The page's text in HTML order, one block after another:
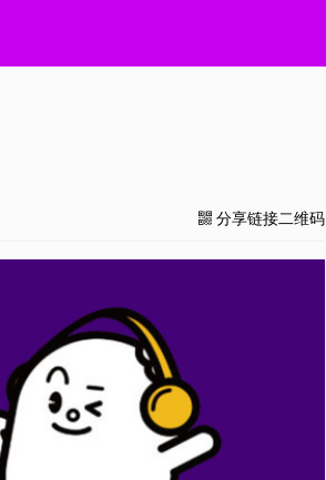
分享链接二维码